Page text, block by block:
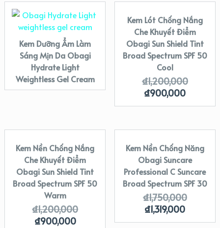
Kem Dưỡng Ẩm Làm
Sáng Mịn Da Obagi
Hydrate Light
Weightless Gel Cream
SALE!
Kem Lót Chống Nắng
Che Khuyết Điểm
Obagi Sun Shield Tint
Broad Spectrum SPF 50
Cool
₫1,200,000
₫900,000
SALE!
Kem Nền Chống Nắng
Che Khuyết Điểm
Obagi Sun Shield Tint
Broad Spectrum SPF 50
Warm
₫1,200,000
₫900,000
SALE!
Kem Nền Chống Năng
Obagi Suncare
Professional C Suncare
Broad Spectrum SPF 30
₫1,750,000
₫1,319,000